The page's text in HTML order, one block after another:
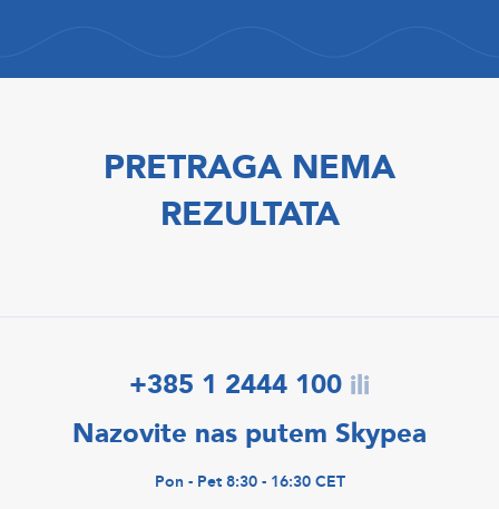
PRETRAGA NEMA
REZULTATA
+385 1 2444 100 ili
Nazovite nas putem Skypea
Pon - Pet 8:30 - 16:30 CET